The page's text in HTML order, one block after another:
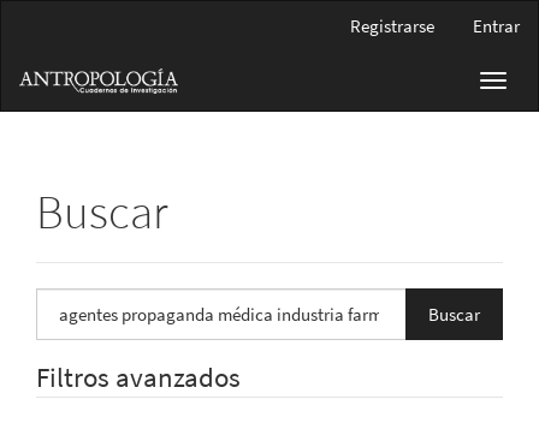
principal
Barra
Registrarse Entrar
Buscar
artículos
Filtros avanzados